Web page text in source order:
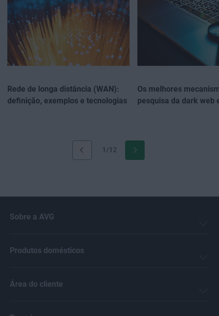
1/12
Rede de longa distância (WAN):
definição, exemplos e tecnologias
Os melhores
pesquisa da dark web
Sobre a AVG
Produtos domésticos
Área do cliente